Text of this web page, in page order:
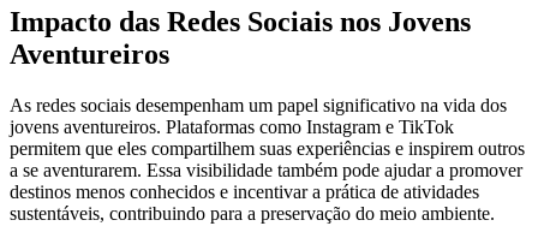
Impacto das Redes Sociais nos Jovens
Aventureiros
As redes sociais desempenham um papel significativo na vida dos
jovens aventureiros. Plataformas como Instagram e TikTok
permitem que eles compartilhem suas experiências e inspirem outros
a se aventurarem. Essa visibilidade também pode ajudar a promover
destinos menos conhecidos e incentivar a prática de atividades
sustentáveis, contribuindo para a preservação do meio ambiente.